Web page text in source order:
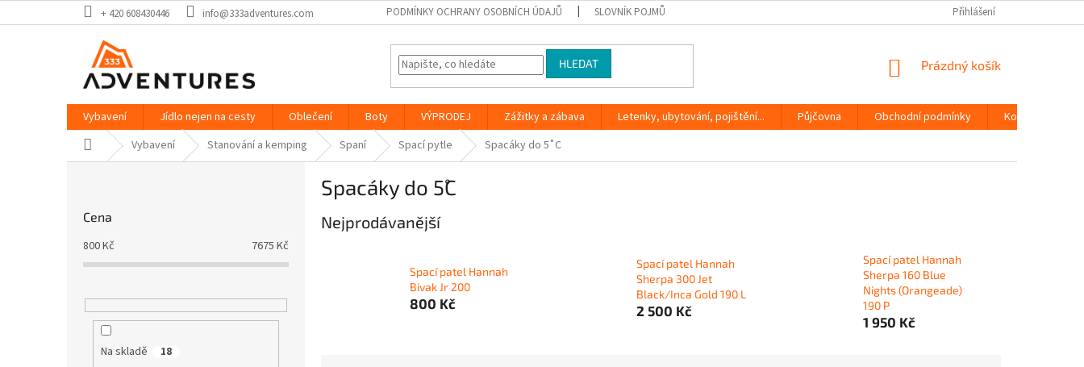
na
+ 420 608430446 info@333adventures.com PODMÍNKY OCHRANY OSOBNÍCH ÚDAJŮ SLOVNÍK POJMŮ Přihlášení
HLEDAT
NÁKUPNÍ
Prázdný košík
Vybavení Jídlo nejen na cesty Oblečení Boty VÝPRODEJ Zážitky a zábava Letenky, ubytování, pojištění... Půjčovna Obchodní podmínky
Kontakty
Domů Vybavení Stanování a kemping Spaní Spací pytle Spacáky do 5˚C
Cena
800Kč 7675 Kč
Na skladě 18
Spacáky do 5˚C
Nejprodávanější
Spací patel Hannah
Bivak Jr 200
800 Kč
Spací patel Hannah
Sherpa 300 Jet
Black/Inca Gold 190 L
2 500 Kč
Spací patel Hannah
Sherpa 160 Blue
Nights (Orangeade)
190 P
1 950 Kč